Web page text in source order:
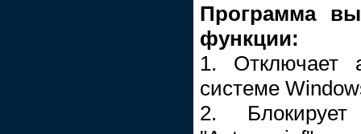
Программа
функции:
1. Отключает
системе
2.